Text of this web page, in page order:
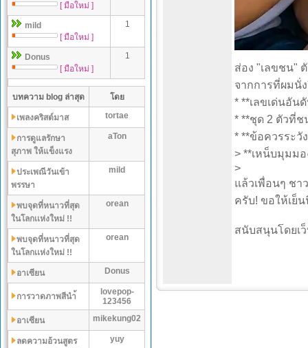
[ มือใหม่ ]
mild
[ มือใหม่ ]
1
Donus
[ มือใหม่ ]
1
บทความ blog ล่าสุด โดย
เพลงคริสต์มาส tortae
การดูแลรักษา
สุภาพ ให้แข็งแรง
aTon
ประเพณีวันเข้า
พรรษา
mild
พบจุดที่หนาวที่สุด
ในโลกเเห่งใหม่ !!
orean
พบจุดที่หนาวที่สุด
ในโลกเเห่งใหม่ !!
orean
อาเซียน Donus
การวาดภาพสีนำ้
lovepop-
123456
อาเซียน
mikekung02
ลดความอ้วนสูตร
yuy
ส่อง "เลขชน"
จากการที่ผมนั่
* **เลขเด่นอัน
* **ชุด 2 ตัวที่ช
* **ข้อควรระวั
> **เหน็บมุมม
>
แล้วเพื่อนๆ ชา
ครับ! ขอให้เย็
สนับสนุนโดยเ